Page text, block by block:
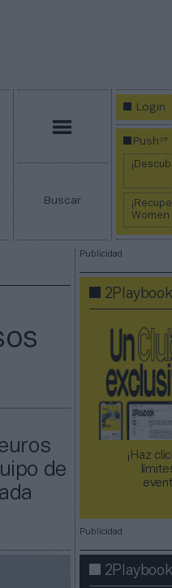
Buscar
Login
Push2P
Women
de
Publicidad
¡Haz
Publicidad